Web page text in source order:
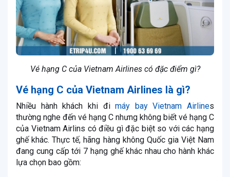
Vé hạng C của Vietnam Airlines có đặc điểm gì?
Vé hạng C của Vietnam Airlines là gì?
Nhiều hành khách khi đimáy bay Vietnam Airlines
thường nghe đến vé hạng C nhưng không biết vé hạng C
của Vietnam Airlins có điều gì đặc biệt so với các hạng
ghế khác. Thực tế, hãng hàng không Quốc gia Việt Nam
đang cung cấp tới 7 hạng ghế khác nhau cho hành khác
lựa chọn bao gồm: